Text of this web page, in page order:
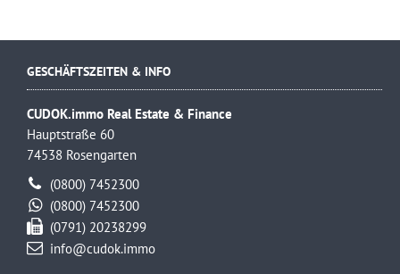
GESCHÄFTSZEITEN & INFO
CUDOK.immo Real Estate & Finance
Hauptstraße 60
74538 Rosengarten
(0800) 7452300
(0800) 7452300
(0791) 20238299
info@cudok.immo